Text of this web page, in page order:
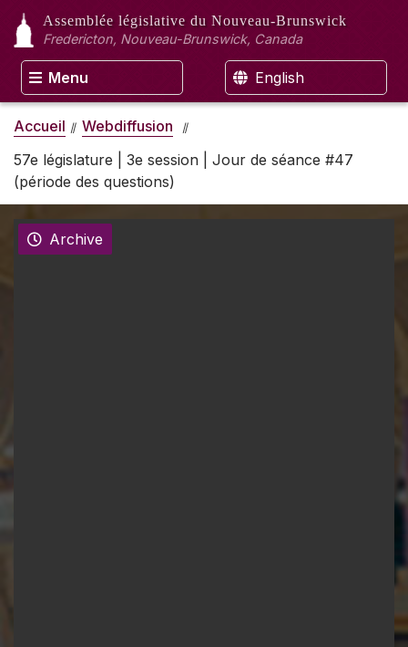
Assemblée législative du Nouveau-Brunswick
Fredericton, Nouveau-Brunswick, Canada
Menu English
Accueil
Webdiffusion
57e législature | 3e session | Jour de séance #47
(période des questions)
Archive